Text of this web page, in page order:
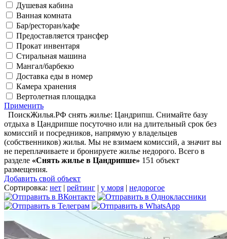
Душевая кабина
Ванная комната
Бар/ресторан/кафе
Предоставляется трансфер
Прокат инвентаря
Стиральная машина
Мангал/барбекю
Доставка еды в номер
Камера хранения
Вертолетная площадка
Применить
ПоискЖилья.РФ снять жилье: Цандрипш. Снимайте базу
отдыха в Цандрипше посуточно или на длительный срок без
комиссий и посредников, напрямую у владельцев
(собственников) жилья. Мы не взимаем комиссий, а значит вы
не переплачиваете и бронируете жилье недорого. Всего в
разделе «Снять жилье в Цандрипше» 151 объект
размещения.
Добавить свой объект
Сортировка: нет | рейтинг | у моря | недорогое